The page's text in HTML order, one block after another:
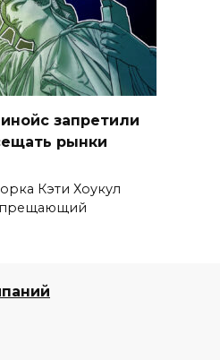
запретили
рынки
Кэти Хоукул